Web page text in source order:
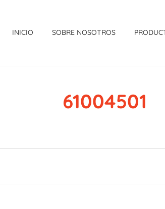
INICIO SOBRE NOSOTROS
61004501